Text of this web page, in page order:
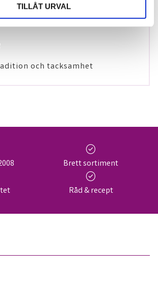
TILLÅT URVAL
och tacksamhet
check_circle
Brett sortiment
check_circle
Råd & recept